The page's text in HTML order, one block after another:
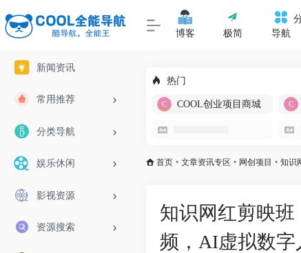
新闻资讯
常用推荐
分类导航
娱乐休闲
影视资源
资源搜索
博客 极简
导航
热门
COOL创业项目商城
首页 • 文章资讯专区 • 网创项目 • 知识
知识网红剪映
频，AI虚拟数字